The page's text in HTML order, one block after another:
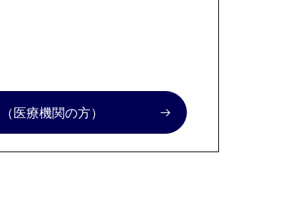
（医療機関の方）